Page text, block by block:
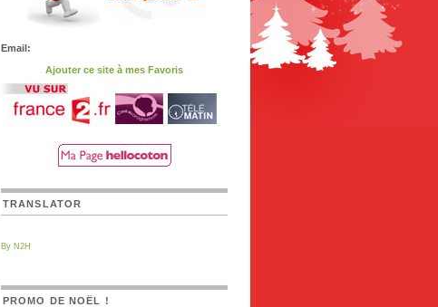
Email:
Ajouter ce site à mes Favoris
TRANSLATOR
By N2H
PROMO DE NOËL !